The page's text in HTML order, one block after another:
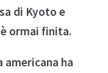
di Kyoto e
è ormai finita.
americana ha